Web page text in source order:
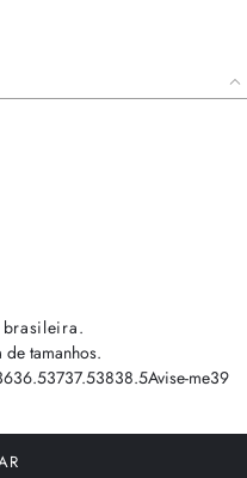
brasileira.
de tamanhos.
36.53737.53838.5Avise-me39